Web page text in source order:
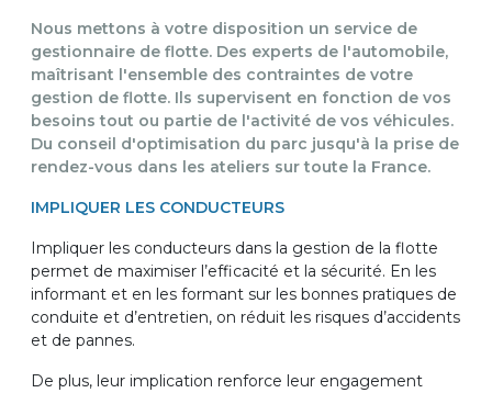
Nous mettons à votre disposition un service de
gestionnaire de flotte. Des experts de l'automobile,
maîtrisant l'ensemble des contraintes de votre
gestion de flotte. Ils supervisent en fonction de vos
besoins tout ou partie de l'activité de vos véhicules.
Du conseil d'optimisation du parc jusqu'à la prise de
rendez-vous dans les ateliers sur toute la France.
IMPLIQUER LES CONDUCTEURS
Impliquer les conducteurs dans la gestion de la flotte
permet de maximiser l’efficacité et la sécurité. En les
informant et en les formant sur les bonnes pratiques de
conduite et d’entretien, on réduit les risques d’accidents
et de pannes.
De plus, leur implication renforce leur engagement